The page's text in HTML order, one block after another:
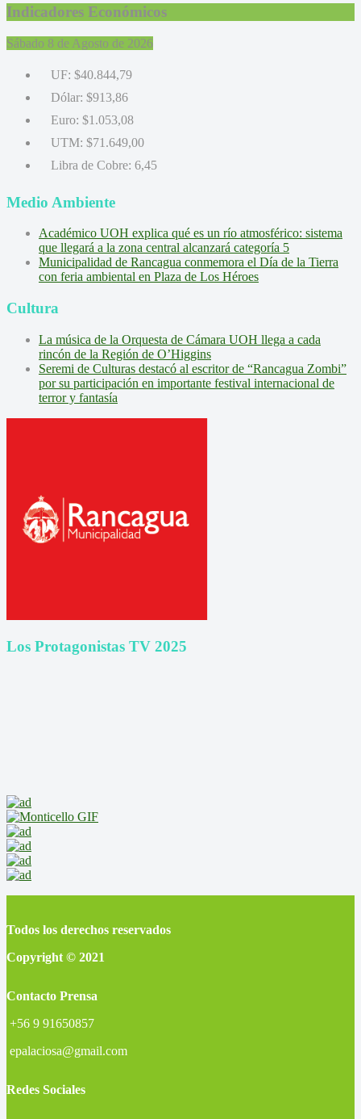
Indicadores Económicos
Sábado 8 de Agosto de 2026
UF: $40.844,79
Dólar: $913,86
Euro: $1.053,08
UTM: $71.649,00
Libra de Cobre: 6,45
Medio Ambiente
Académico UOH explica qué es un río atmosférico: sistema
que llegará a la zona central alcanzará categoría 5
Municipalidad de Rancagua conmemora el Día de la Tierra
con feria ambiental en Plaza de Los Héroes
Cultura
La música de la Orquesta de Cámara UOH llega a cada
rincón de la Región de O’Higgins
Seremi de Culturas destacó al escritor de “Rancagua Zombi”
por su participación en importante festival internacional de
terror y fantasía
Los Protagonistas TV 2025
Todos los derechos reservados
Copyright © 2021
Contacto Prensa
+56 9 91650857
epalaciosa@gmail.com
Redes Sociales